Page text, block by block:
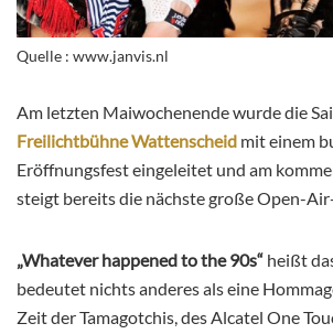
Quelle : www.janvis.nl
Am letzten Maiwochenende wurde die
Freilichtbühne Wattenscheid mit einem
Eröffnungsfest eingeleitet und am
steigt bereits die nächste große Open-
„Whatever happened to the 90s“ heißt
bedeutet nichts anderes als eine
Zeit der Tamagotchis, des Alcatel One